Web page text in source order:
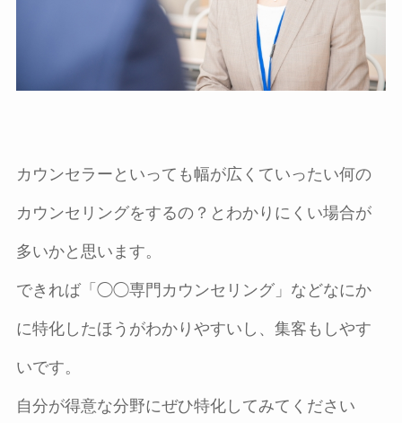
カウンセラーといっても幅が広くていったい何の
カウンセリングをするの？とわかりにくい場合が
多いかと思います。
できれば「◯◯専門カウンセリング」などなにか
に特化したほうがわかりやすいし、集客もしやす
いです。
自分が得意な分野にぜひ特化してみてください